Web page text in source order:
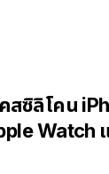
สซิลิโคน
Watch